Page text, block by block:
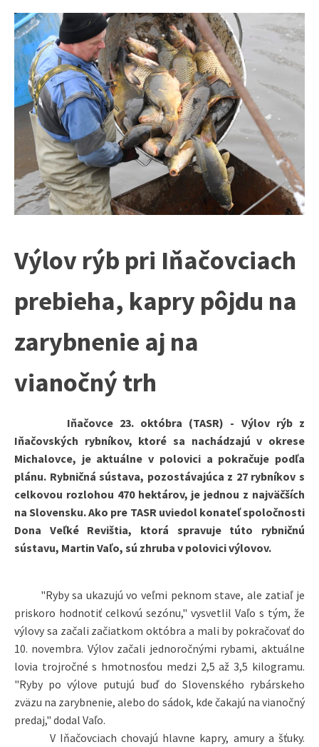
Výlov rýb pri Iňačovciach
prebieha, kapry pôjdu na
zarybnenie aj na
vianočný trh
Iňačovce 23. októbra (TASR) - Výlov rýb z
Iňačovských rybníkov, ktoré sa nachádzajú v okrese
Michalovce, je aktuálne v polovici a pokračuje podľa
plánu. Rybničná sústava, pozostávajúca z 27 rybníkov s
celkovou rozlohou 470 hektárov, je jednou z najväčších
na Slovensku. Ako pre TASR uviedol konateľ spoločnosti
Dona Veľké Revištia, ktorá spravuje túto rybničnú
sústavu, Martin Vaľo, sú zhruba v polovici výlovov.
"Ryby sa ukazujú vo veľmi peknom stave, ale zatiaľ je
priskoro hodnotiť celkovú sezónu," vysvetlil Vaľo s tým, že
výlovy sa začali začiatkom októbra a mali by pokračovať do
10. novembra. Výlov začali jednoročnými rybami, aktuálne
lovia trojročné s hmotnosťou medzi 2,5 až 3,5 kilogramu.
"Ryby po výlove putujú buď do Slovenského rybárskeho
zväzu na zarybnenie, alebo do sádok, kde čakajú na vianočný
predaj," dodal Vaľo.
V Iňačovciach chovajú hlavne kapry, amury a šťuky.